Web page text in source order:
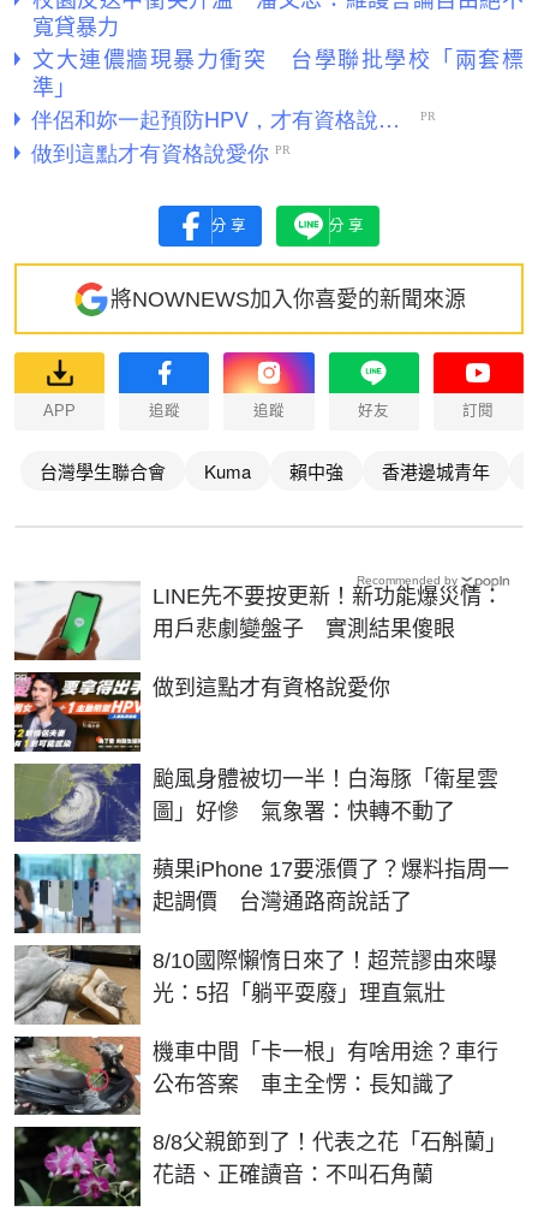
寬貸暴力
文大連儂牆現暴力衝突 台學聯批學校「兩套標
準」
分享 分享
將NOWNEWS加入你喜愛的新聞來源
APP 追蹤 追蹤 好友 訂閱
台灣學生聯合會 Kuma 賴中強 香港邊城青年
LINE先不要按更新！新功能爆災情：
用戶悲劇變盤子 實測結果傻眼
做到這點才有資格說愛你
PR
颱風身體被切一半！白海豚「衛星雲
圖」好慘 氣象署：快轉不動了
蘋果iPhone 17要漲價了？爆料指周一
起調價 台灣通路商說話了
8/10國際懶惰日來了！超荒謬由來曝
光：5招「躺平耍廢」理直氣壯
機車中間「卡一根」有啥用途？車行
公布答案 車主全愣：長知識了
8/8父親節到了！代表之花「石斛蘭」
花語、正確讀音：不叫石角蘭
Recommended by